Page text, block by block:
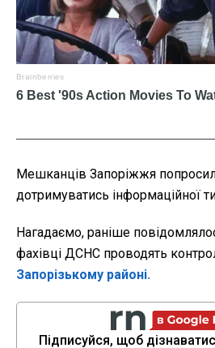
Мешканців Запоріжжя
дотримуватись інформаційної
Нагадаємо, раніше
фахівці ДСНС проводять
Запорізькому районі.
Підписуйся, щоб